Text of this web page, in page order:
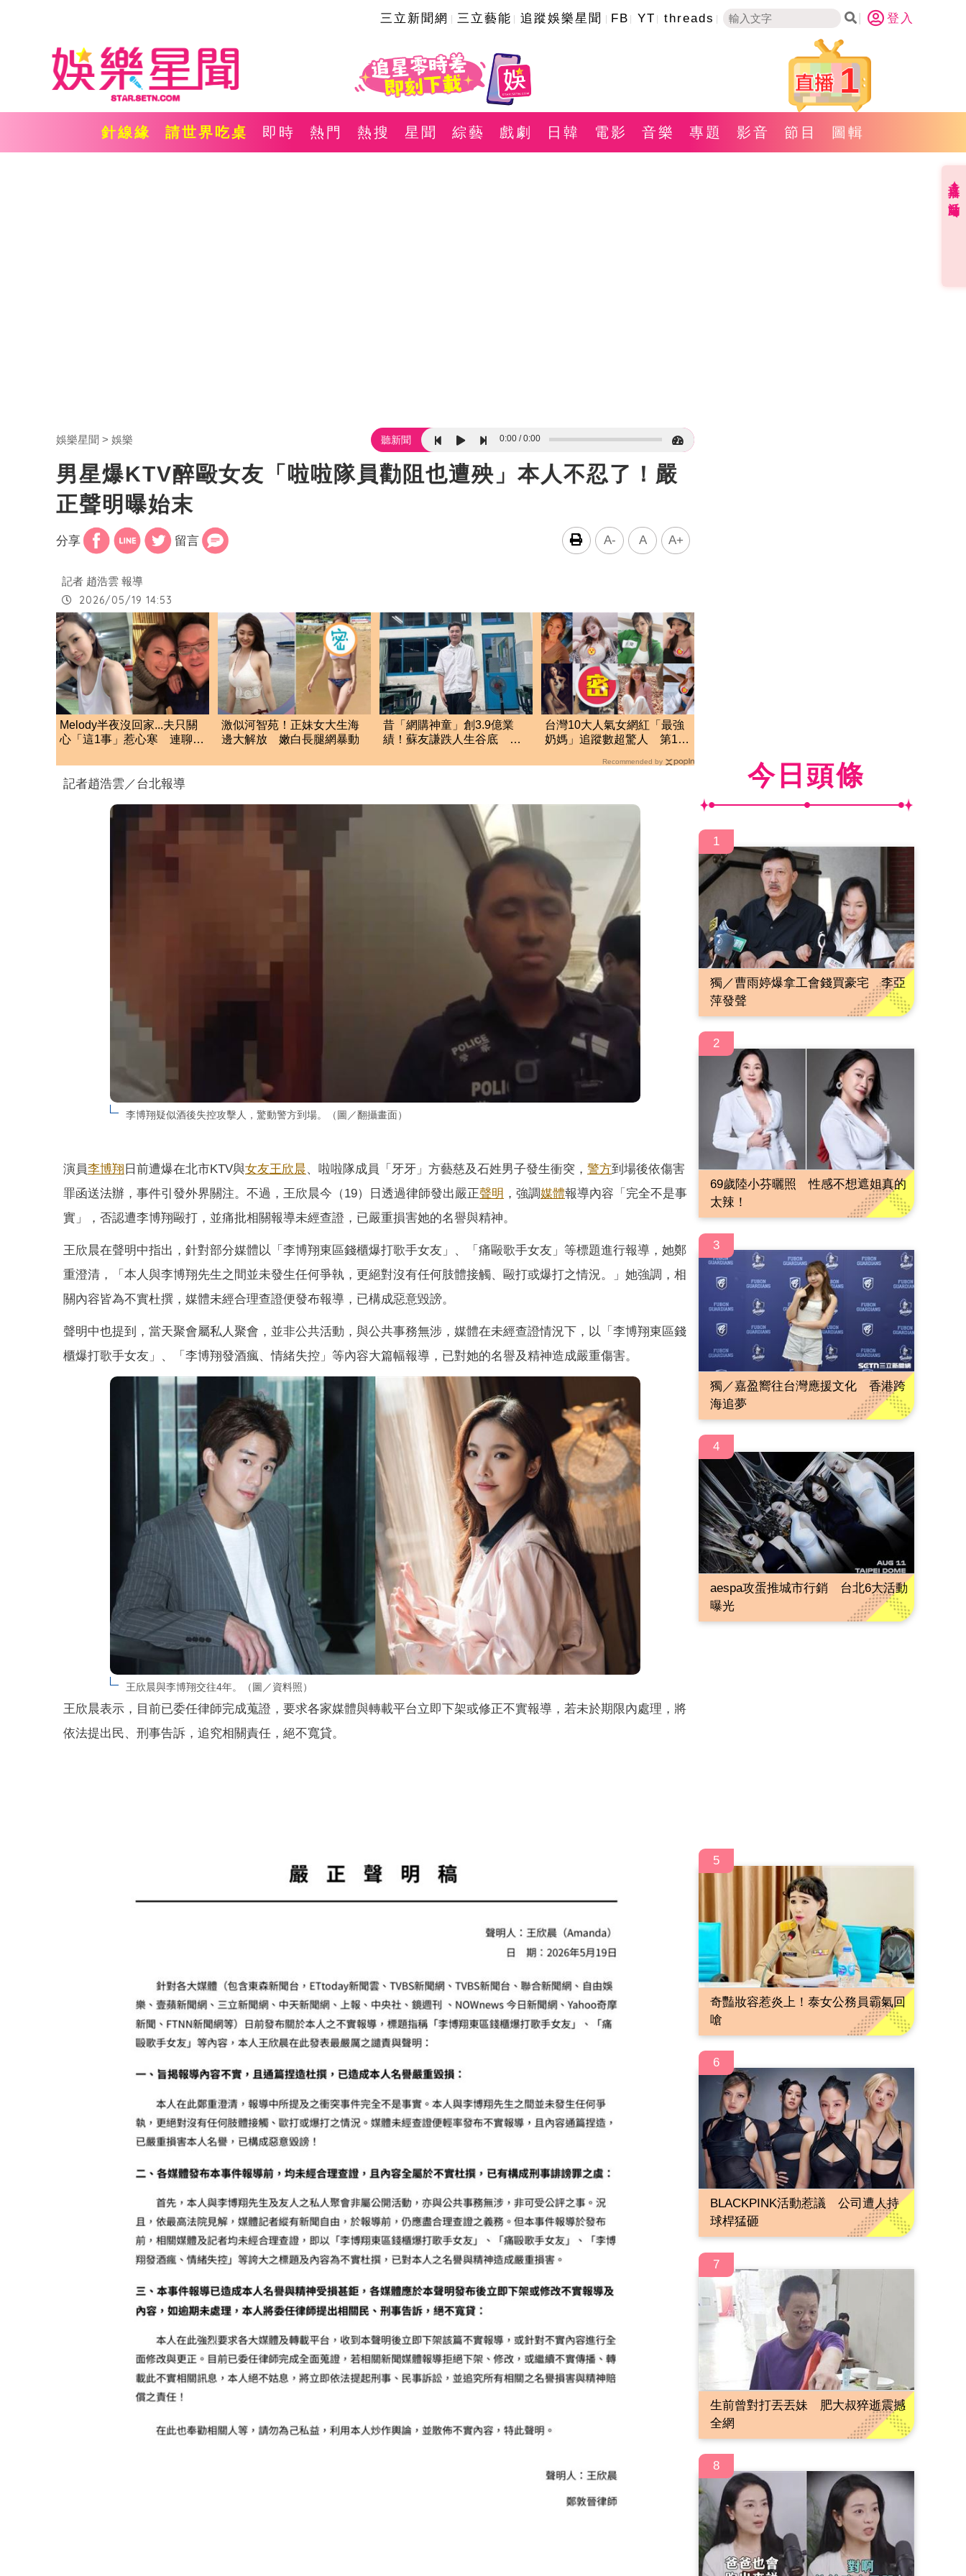
三立新聞網 三立藝能 追蹤娛樂星聞 FB YT threads 登入
1
針線緣 請世界吃桌 即時 熱門 熱搜 星聞 綜藝 戲劇 日韓 電影 音樂 專題 影音 節目 圖輯
娛樂星聞 娛樂 聽新聞 0:00 0:00
男星爆KTV醉毆女友「啦啦隊員勸阻也遭殃」本人不忍了！嚴
正聲明曝始末
分享 留言 A- A A+
記者 趙浩雲 報導
2026/05/19 14:53
Melody半夜沒回家...夫只關
心「這1事」惹心寒 連聊天
激似河智苑！正妹女大生海
邊大解放 嫩白長腿網暴動
昔「網購神童」創3.9億業
績！蘇友謙跌人生谷底 日
台灣10大人氣女網紅「最強
奶媽」追蹤數超驚人 第13
Recommended by
記者趙浩雲／台北報導
李博翔疑似酒後失控攻擊人，驚動警方到場。（圖／翻攝畫面）
演員李博翔 日前遭爆在北市KTV與女友王欣晨、啦啦隊成員「牙牙」方藝慈及石姓男子發生衝突， 警方到場後依傷害
罪函送法辦，事件引發外界關注。不過，王欣晨今（19）日透過律師發出嚴正聲明 ，強調媒體報導內容「完全不是事
實」，否認遭李博翔毆打，並痛批相關報導未經查證，已嚴重損害她的名譽與精神。
王欣晨在聲明中指出，針對部分媒體以「李博翔東區錢櫃爆打歌手女友」、「痛毆歌手女友」等標題進行報導，她鄭
重澄清，「本人與李博翔先生之間並未發生任何爭執，更絕對沒有任何肢體接觸、毆打或爆打之情況。」她強調，相
關內容皆為不實杜撰，媒體未經合理查證便發布報導，已構成惡意毀謗。
聲明中也提到，當天聚會屬私人聚會，並非公共活動，與公共事務無涉，媒體在未經查證情況下，以「李博翔東區錢
櫃爆打歌手女友」、「李博翔發酒瘋、情緒失控」等內容大篇幅報導，已對她的名譽及精神造成嚴重傷害。
王欣晨與李博翔交往4年。（圖／資料照）
王欣晨表示，目前已委任律師完成蒐證，要求各家媒體與轉載平台立即下架或修正不實報導，若未於期限內處理，將
依法提出民、刑事告訴，追究相關責任，絕不寬貸。
今日頭條
1
獨／曹雨婷爆拿工會錢買豪宅 李亞
萍發聲
2
69歲陸小芬曬照 性感不想遮姐真的
太辣！
3
獨／嘉盈嚮往台灣應援文化 香港跨
海追夢
4
aespa攻蛋推城市行銷 台北6大活動
曝光
5
奇豔妝容惹炎上！泰女公務員霸氣回
嗆
6
BLACKPINK活動惹議 公司遭人持
球桿猛砸
7
生前曾對打丟丟妹 肥大叔猝逝震撼
全網
8
直播✦活動